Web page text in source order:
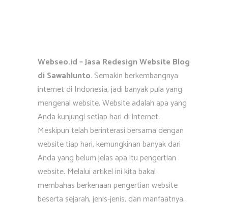
Webseo.id – Jasa Redesign Website Blog
di Sawahlunto. Semakin berkembangnya
internet di Indonesia, jadi banyak pula yang
mengenal website. Website adalah apa yang
Anda kunjungi setiap hari di internet.
Meskipun telah berinterasi bersama dengan
website tiap hari, kemungkinan banyak dari
Anda yang belum jelas apa itu pengertian
website. Melalui artikel ini kita bakal
membahas berkenaan pengertian website
beserta sejarah, jenis-jenis, dan manfaatnya.